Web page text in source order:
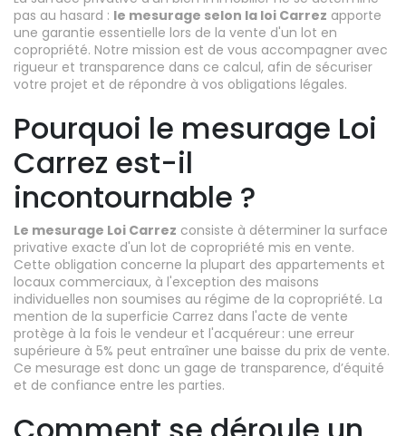
pas au hasard : le mesurage selon la loi Carrez apporte
une garantie essentielle lors de la vente d'un lot en
copropriété. Notre mission est de vous accompagner avec
rigueur et transparence dans ce calcul, afin de sécuriser
votre projet et de répondre à vos obligations légales.
Pourquoi le mesurage Loi
Carrez est-il
incontournable ?
Le mesurage Loi Carrez consiste à déterminer la surface
privative exacte d'un lot de copropriété mis en vente.
Cette obligation concerne la plupart des appartements et
locaux commerciaux, à l'exception des maisons
individuelles non soumises au régime de la copropriété. La
mention de la superficie Carrez dans l'acte de vente
protège à la fois le vendeur et l'acquéreur : une erreur
supérieure à 5% peut entraîner une baisse du prix de vente.
Ce mesurage est donc un gage de transparence, d’équité
et de confiance entre les parties.